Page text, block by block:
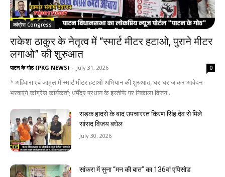
कांग्रेस Congress
राकेश ठाकुर के नेतृत्व में “स्मार्ट मीटर हटाओ, पुराने मीटर
लगाओ” की शुरुआत
पाटन के गोठ (PKG NEWS) - July 31, 2026 0
* अहिवारा एवं जामुल में स्मार्ट मीटर हटाओ अभियान की शुरुआत, घर-घर जाकर आवेदन
भरवाएंगे कांग्रेस कार्यकर्ता; धर्मेंद्र प्रधान के इस्तीफे पर निकाला विजय...
सड़क हादसे के बाद उपचाररत किरण सिंह देव से मिले
सांसद विजय बघेल
July 30, 2026
सांकरा में सुना “मन की बात” का 136वां एपिसोड